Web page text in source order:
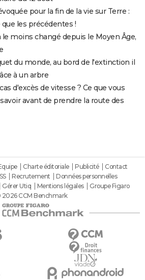
pour la fin de la vie sur Terre :
les précédentes !
le moins changé depuis le Moyen Âge,
du monde, au bord de l'extinction il
à un arbre
d'excès de vitesse ? Ce que vous
avant de prendre la route des
Charte éditoriale Publicité
Contact
Recrutement
Données personnelles
Gérer Utiq Mentions légales
Groupe Figaro
2026 CCM Benchmark